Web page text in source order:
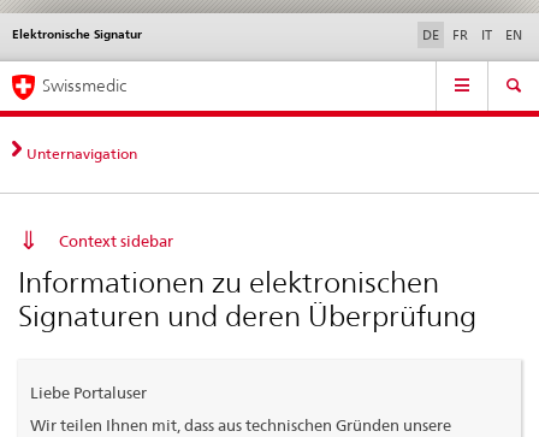
Direktnavigation
News,
Rechtsgrundlagen,
Kontakt
News & Updates Kontakt | Support & Hilfe
Elektronische Signatur
Sprachwahl DE FR IT EN
Service
Hauptnavigation
Swissmedic
Unternavigation
Context sidebar
Informationen zu elektronischen
Signaturen und deren Überprüfung
Liebe Portaluser
Wir teilen Ihnen mit, dass aus technischen Gründen unsere